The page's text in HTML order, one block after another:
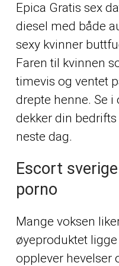
Epica Gratis sex
diesel med både
sexy kvinner
Faren til kvinnen
timevis og ventet
drepte henne. Se
dekker din
neste dag.
Escort
porno
Mange voksen
øyepro­duktet
opplever hevelser